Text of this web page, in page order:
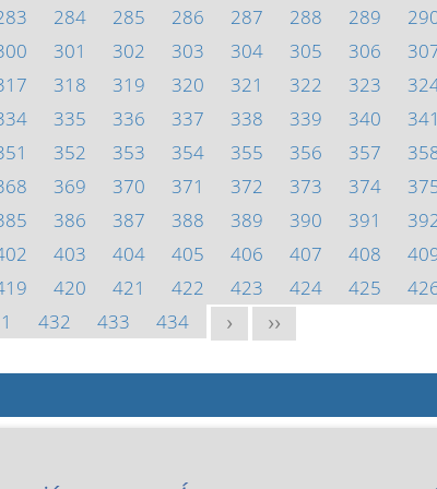
284 285 286 287 288 289
301 302 303 304 305 306
318 319 320 321 322 323
335 336 337 338 339 340 341
352 353 354 355 356 357
369 370 371 372 373 374
386 387 388 389 390 391
403 404 405 406 407 408
420 421 422 423 424 425
432 433 434 > >>